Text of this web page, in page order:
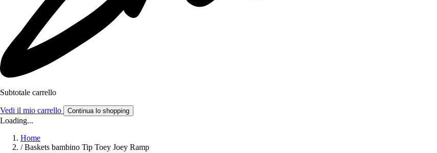
Subtotale carrello
Vedi il mio carrello Continua lo shopping
Loading...
Home
/ Baskets bambino Tip Toey Joey Ramp